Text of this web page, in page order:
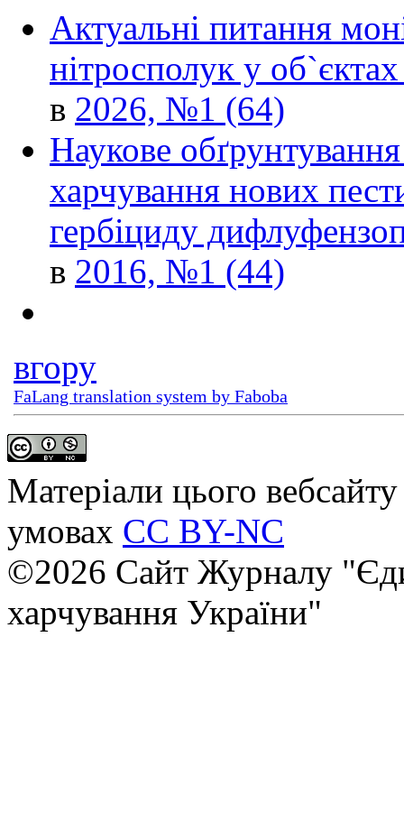
Aктуальні питання
нітросполук у
в 2026, №1 (64)
Наукове
харчування нових
гербіциду
в 2016, №1 (44)
вгору
FaLang translation system by Faboba
Матеріали цього
умовах CC BY-NC
©2026 Сайт Журналу
харчування України"